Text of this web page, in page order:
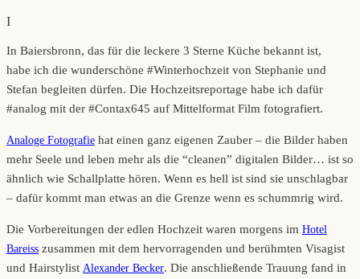
I
In Baiersbronn, das für die leckere 3 Sterne Küche bekannt ist,
habe ich die wunderschöne #Winterhochzeit von Stephanie und
Stefan begleiten dürfen. Die Hochzeitsreportage habe ich dafür
#analog mit der #Contax645 auf Mittelformat Film fotografiert.
Analoge Fotografie hat einen ganz eigenen Zauber – die Bilder haben
mehr Seele und leben mehr als die “cleanen” digitalen Bilder… ist so
ähnlich wie Schallplatte hören. Wenn es hell ist sind sie unschlagbar
– dafür kommt man etwas an die Grenze wenn es schummrig wird.
Die Vorbereitungen der edlen Hochzeit waren morgens im Hotel
Bareiss zusammen mit dem hervorragenden und berühmten Visagist
und Hairstylist Alexander Becker. Die anschließende Trauung fand in